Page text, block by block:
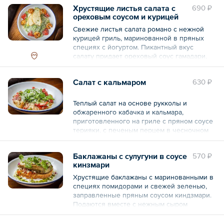
690 ₽
Хрустящие листья салата с
ореховым соусом и курицей
гриль
Свежие листья салата романо с нежной
курицей гриль, маринованной в пряных
специях с йогуртом. Пикантный вкус
салату придает ореховый соус гамадари,
тертый пармезан и хрустящие гренки из
гамадари (майонез, соус ореховый, соус
соевый, масло чесночное (масло
подсолнечное, чеснок свежий), соус
табаско), помидоры, сыр пармезан, масло
соль), масло чесночное (масло
подсолнечное, чеснок свежий), соль,
Общий вес – 220 г
630 ₽
Салат с кальмаром
Теплый салат на основе рукколы и
обжаренного кабачка и кальмара,
приготовленного на гриле с пряном соусе
терияки, с печеным перцем в чесночном
масле. Салат заправлен ароматным
посыпан сверху тертым пармезаном.
Состав: кабачок, кальмар маринованный,
перец болгарский запечённый
маринованный, помидоры свежие, соус
кунжутный, салат руккола, масло
570 ₽
Баклажаны с сулугуни в соусе
кинзмари
Хрустящие баклажаны с маринованными в
специях помидорами и свежей зеленью,
заправленные пряным соусом киндзмари.
Подаются вместе с нежным сыром
сулугуни на свежей пшеничной чиабатте.